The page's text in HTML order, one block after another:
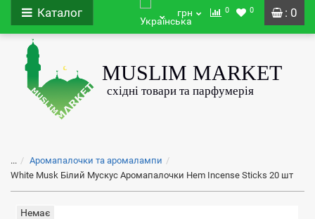
: 0
Каталог грн 0 0
...
Аромапалочки та аромалампи
White Musk Білий Мускус Аромапалочки Hem Incense Sticks 20 шт
Немає